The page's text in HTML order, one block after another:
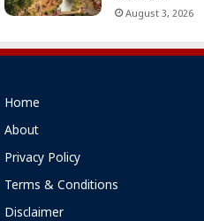
August 3, 2026
Home
About
Privacy Policy
Terms & Conditions
Disclaimer